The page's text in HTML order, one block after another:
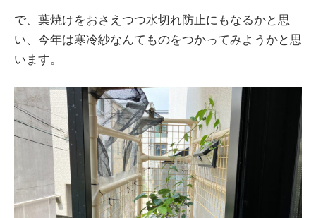
で、葉焼けをおさえつつ水切れ防止にもなるかと思
い、今年は寒冷紗なんてものをつかってみようかと思
います。